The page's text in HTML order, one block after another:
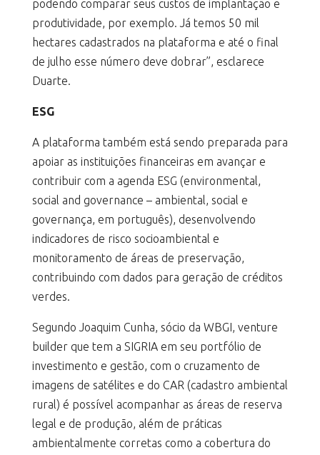
podendo comparar seus custos de implantação e
produtividade, por exemplo. Já temos 50 mil
hectares cadastrados na plataforma e até o final
de julho esse número deve dobrar”, esclarece
Duarte.
ESG
A plataforma também está sendo preparada para
apoiar as instituições financeiras em avançar e
contribuir com a agenda ESG (environmental,
social and governance – ambiental, social e
governança, em português), desenvolvendo
indicadores de risco socioambiental e
monitoramento de áreas de preservação,
contribuindo com dados para geração de créditos
verdes.
Segundo Joaquim Cunha, sócio da WBGI, venture
builder que tem a SIGRIA em seu portfólio de
investimento e gestão, com o cruzamento de
imagens de satélites e do CAR (cadastro ambiental
rural) é possível acompanhar as áreas de reserva
legal e de produção, além de práticas
ambientalmente corretas como a cobertura do